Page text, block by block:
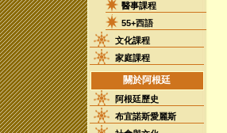
醫事課程
55+西語
文化課程
家庭課程
關於阿根廷
阿根廷歷史
布宜諾斯愛麗斯